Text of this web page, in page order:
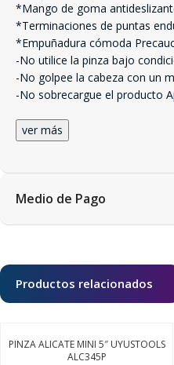
*Mango de goma
*Terminaciones de puntas
*Empuñadura cómoda
-No utilice la pinza bajo
-No golpee la cabeza con un
-No sobrecargue el producto
ver más
Medio de Pago
Productos relacionados
PINZA ALICATE MINI 5″ UYUSTOOLS
ALC345P